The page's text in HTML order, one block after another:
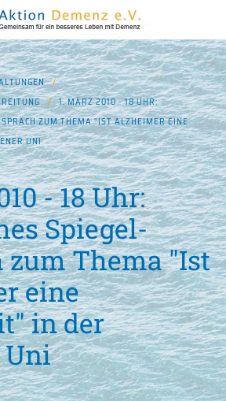
1. MÄRZ 2010 - 18 UHR:
ZUM THEMA "IST ALZHEIMER EINE
UNI
- 18 Uhr:
Spiegel-
zum Thema "Ist
eine
in der
Uni